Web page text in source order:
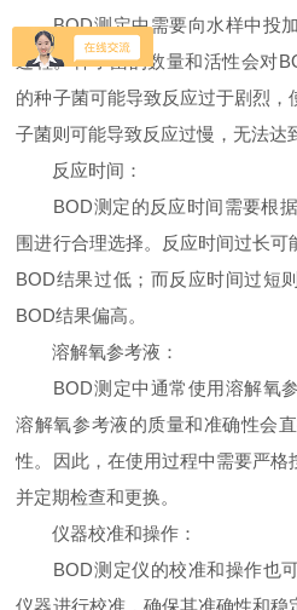
BOD测定中需要向水样中投加
过程。种子菌的数量和活性会对
的种子菌可能导致反应过于剧烈，
子菌则可能导致反应过慢，无法达
反应时间：
BOD测定的反应时间需要根据
围进行合理选择。反应时间过长
BOD结果过低；而反应时间过短
BOD结果偏高。
溶解氧参考液：
BOD测定中通常使用溶解氧参
溶解氧参考液的质量和准确性会
性。因此，在使用过程中需要严格
并定期检查和更换。
仪器校准和操作：
BOD测定仪的校准和操作也可
仪器进行校准，确保其准确性和